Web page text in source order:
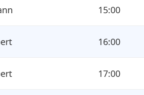
15:00
16:00
17:00